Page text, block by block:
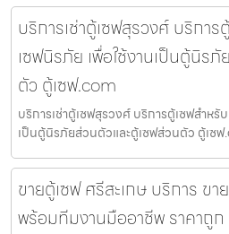
บริการเช่าตู้เซฟสุรวงศ์ บริการ
เซฟนิรภัย เพื่อใช้งานเป็นตู้นิร
ตัว ตู้เซฟ.com
บริการเช่าตู้เซฟสุรวงศ์ บริการตู้เซฟสำหรั
เป็นตู้นิรภัยส่วนตัวและตู้เซฟส่วนตัว ตู้เซฟ
ขายตู้เซฟ ศรีสะเกษ บริการ ข
พร้อมทีมงานมืออาชีพ ราคาถูก